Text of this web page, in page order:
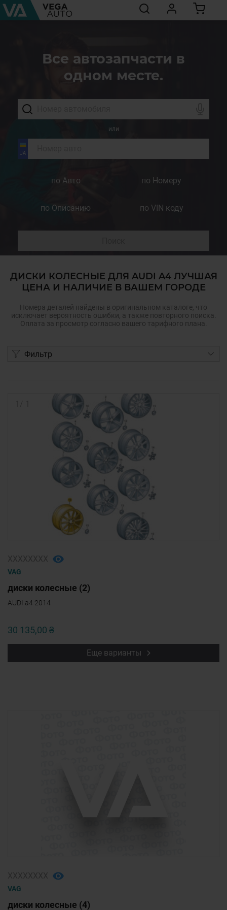
Все автозапчасти в
одном месте.
или
по Авто по Номеру
по Описанию по VIN коду
ДИСКИ КОЛЕСНЫЕ ДЛЯ AUDI A4 ЛУЧШАЯ
ЦЕНА И НАЛИЧИЕ В ВАШЕМ ГОРОДЕ
Номера деталей найдены в оригинальном каталоге, что
исключает вероятность ошибки, а также повторного поиска.
Оплата за просмотр согласно вашего тарифного плана.
Фильтр
VAG
диски колесные (2)
AUDI a4 2014
30 135,00 ₴
Еще варианты
VAG
диски колесные (4)